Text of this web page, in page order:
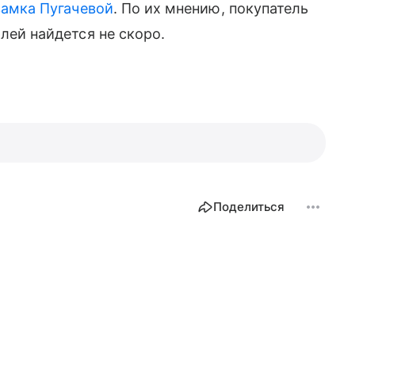
Пугачевой. По их мнению, покупатель
найдется не скоро.
Поделиться